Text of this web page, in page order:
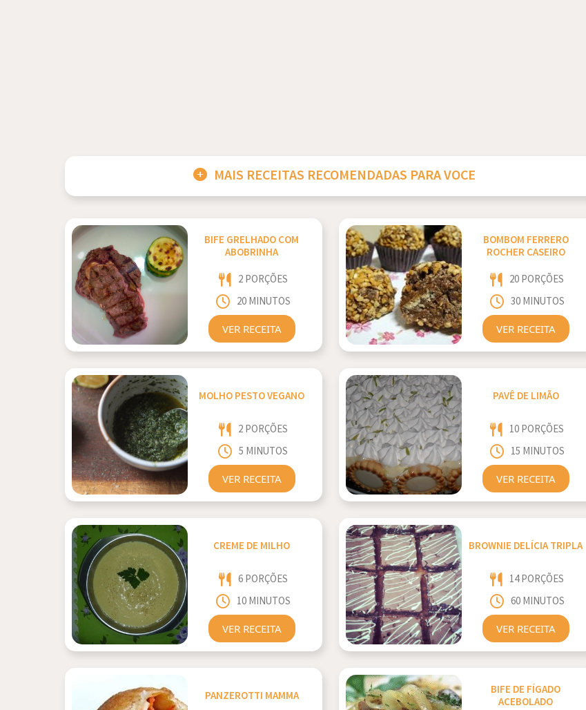
MAIS RECEITAS RECOMENDADAS PARA VOCE
BIFE GRELHADO COM
ABOBRINHA
2 PORÇÕES
20 MINUTOS
VER RECEITA
BOMBOM FERRERO
ROCHER CASEIRO
20 PORÇÕES
30 MINUTOS
VER RECEITA
MOLHO PESTO VEGANO
2 PORÇÕES
5 MINUTOS
VER RECEITA
PAVÊ DE LIMÃO
10 PORÇÕES
15 MINUTOS
VER RECEITA
CREME DE MILHO
6 PORÇÕES
10 MINUTOS
VER RECEITA
BROWNIE DELÍCIA TRIPLA
14 PORÇÕES
60 MINUTOS
VER RECEITA
PANZEROTTI MAMMA
BIFE DE FÍGADO
ACEBOLADO